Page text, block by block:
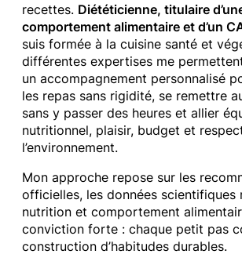
recettes. Diététicienne, titulaire
comportement alimentaire et d’un
suis formée à la cuisine santé et
différentes expertises me
un accompagnement personnalisé
les repas sans rigidité, se remettre
sans y passer des heures et allier
nutritionnel, plaisir, budget et
l’environnement.
Mon approche repose sur les
officielles, les données scientifiques
nutrition et comportement
conviction forte : chaque petit pas
construction d’habitudes durables.